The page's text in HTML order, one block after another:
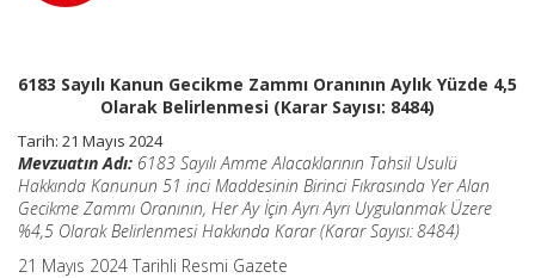
6183 Sayılı Kanun Gecikme Zammı Oranının Aylık Yüzde 4,5
Olarak Belirlenmesi (Karar Sayısı: 8484)
Tarih: 21 Mayıs 2024
Mevzuatın Adı: 6183 Sayılı Amme Alacaklarının Tahsil Usulü
Hakkında Kanunun 51 inci Maddesinin Birinci Fıkrasında Yer Alan
Gecikme Zammı Oranının, Her Ay İçin Ayrı Ayrı Uygulanmak Üzere
%4,5 Olarak Belirlenmesi Hakkında Karar (Karar Sayısı: 8484)
21 Mayıs 2024 Tarihli Resmi Gazete